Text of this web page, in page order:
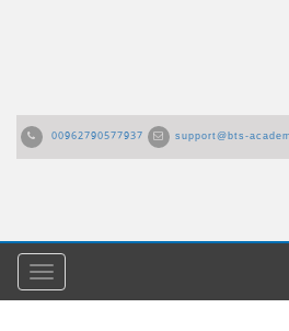
00962790577937 support@bts-
القائمة